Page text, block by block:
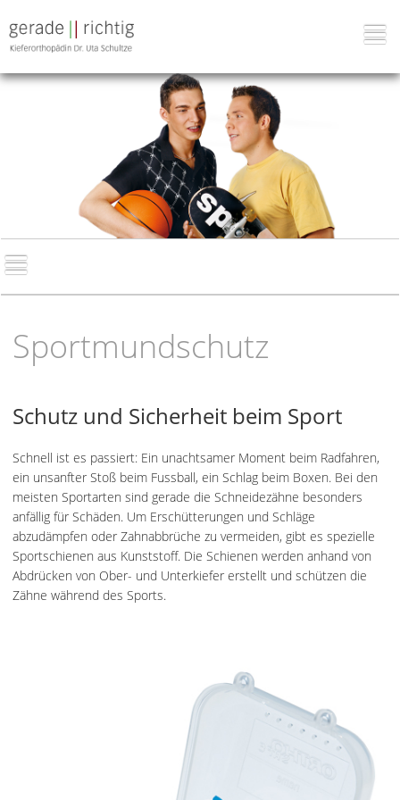
Sportmundschutz
Schutz und Sicherheit beim Sport
Schnell ist es passiert: Ein unachtsamer Moment beim Radfahren,
ein unsanfter Stoß beim Fussball, ein Schlag beim Boxen. Bei den
meisten Sportarten sind gerade die Schneidezähne besonders
anfällig für Schäden. Um Erschütterungen und Schläge
abzudämpfen oder Zahnabbrüche zu vermeiden, gibt es spezielle
Sportschienen aus Kunststoff. Die Schienen werden anhand von
Abdrücken von Ober- und Unterkiefer erstellt und schützen die
Zähne während des Sports.